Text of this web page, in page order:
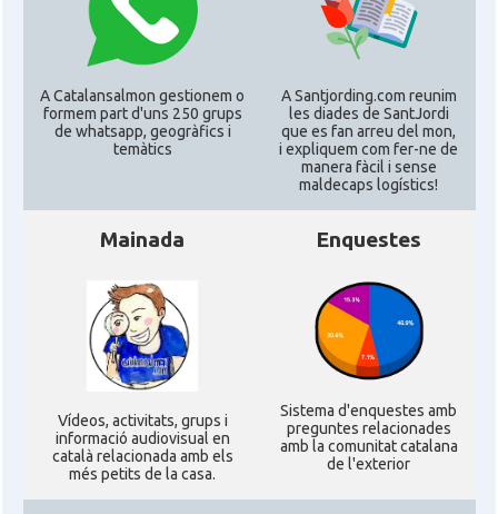
A Catalansalmon gestionem o
formem part d'uns 250 grups
de whatsapp, geogràfics i
temàtics
A Santjording.com reunim
les diades de SantJordi
que es fan arreu del mon,
i expliquem com fer-ne de
manera fàcil i sense
maldecaps logí­stics!
Mainada
Ví­deos, activitats, grups i
informació audiovisual en
català relacionada amb els
més petits de la casa.
Enquestes
Sistema d'enquestes amb
preguntes relacionades
amb la comunitat catalana
de l'exterior